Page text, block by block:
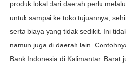
produk lokal dari daerah perlu
untuk sampai ke toko tujuannya,
serta biaya yang tidak sedikit. Ini
namun juga di daerah lain.
Bank Indonesia di Kalimantan Barat